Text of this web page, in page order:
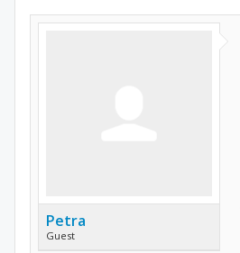
Petra
Guest